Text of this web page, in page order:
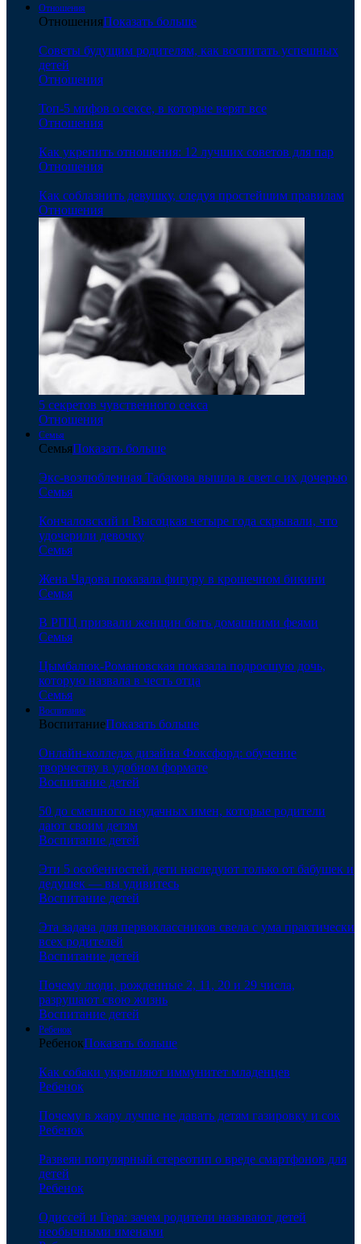
Отношения
ОтношенияПоказать больше
Советы будущим родителям, как воспитать успешных
детей
Отношения
Топ-5 мифов о сексе, в которые верят все
Отношения
Как укрепить отношения: 12 лучших советов для пар
Отношения
Как соблазнить девушку, следуя простейшим правилам
Отношения
5 секретов чувственного секса
Отношения
Семья
СемьяПоказать больше
Экс-возлюбленная Табакова вышла в свет с их дочерью
Семья
Кончаловский и Высоцкая четыре года скрывали, что
удочерили девочку
Семья
Жена Чадова показала фигуру в крошечном бикини
Семья
В РПЦ призвали женщин быть домашними феями
Семья
Цымбалюк-Романовская показала подросшую дочь,
которую назвала в честь отца
Семья
Воспитание
ВоспитаниеПоказать больше
Онлайн-колледж дизайна Фоксфорд: обучение
творчеству в удобном формате
Воспитание детей
50 до смешного неудачных имен, которые родители
дают своим детям
Воспитание детей
Эти 5 особенностей дети наследуют только от бабушек и
дедушек — вы удивитесь
Воспитание детей
Эта задача для первоклассников свела с ума практически
всех родителей
Воспитание детей
Почему люди, рожденные 2, 11, 20 и 29 числа,
разрушают свою жизнь
Воспитание детей
Ребенок
РебенокПоказать больше
Как собаки укрепляют иммунитет младенцев
Ребенок
Почему в жару лучше не давать детям газировку и сок
Ребенок
Развеян популярный стереотип о вреде смартфонов для
детей
Ребенок
Одиссей и Гера: зачем родители называют детей
необычными именами